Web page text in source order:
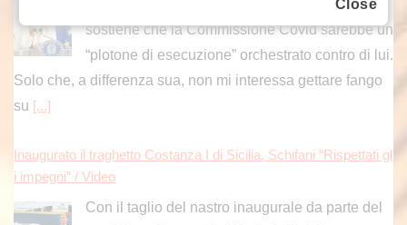
ROMA (ITALPRESS) – “Giuseppe Conte
sostiene che la Commissione Covid sarebbe un
“plotone di esecuzione” orchestrato contro di lui.
Solo che, a differenza sua, non mi interessa gettare fango
su [...]
Inaugurato il traghetto Costanza I di Sicilia, Schifani “Rispettati gl
i impegni” / Video
Con il taglio del nastro inaugurale da parte del
Close